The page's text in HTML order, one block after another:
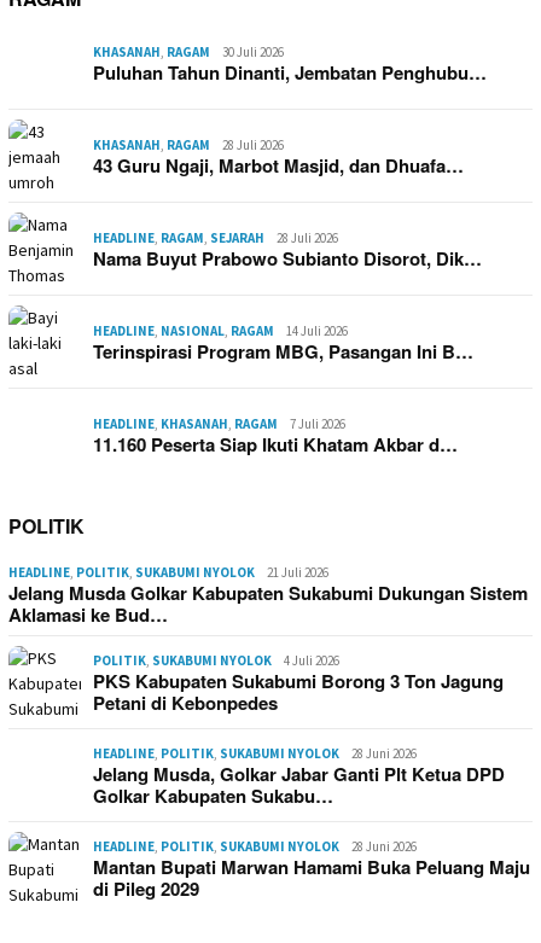
KHASANAH RAGAM 30 Juli 2026
Puluhan Tahun Dinanti, Jembatan Penghubu…
KHASANAH RAGAM 28 Juli 2026
43 Guru Ngaji, Marbot Masjid, dan Dhuafa…
HEADLINE RAGAM SEJARAH 28 Juli 2026
Nama Buyut Prabowo Subianto Disorot, Dik…
HEADLINE NASIONAL RAGAM 14 Juli 2026
Terinspirasi Program MBG, Pasangan Ini B…
HEADLINE KHASANAH RAGAM 7 Juli 2026
11.160 Peserta Siap Ikuti Khatam Akbar d…
POLITIK
HEADLINE POLITIK SUKABUMI NYOLOK 21 Juli 2026
Jelang Musda Golkar Kabupaten Sukabumi Dukungan Sistem
Aklamasi ke Bud…
POLITIK SUKABUMI NYOLOK 4 Juli 2026
PKS Kabupaten Sukabumi Borong 3 Ton Jagung
Petani di Kebonpedes
HEADLINE POLITIK SUKABUMI NYOLOK 28 Juni 2026
Jelang Musda, Golkar Jabar Ganti Plt Ketua DPD
Golkar Kabupaten Sukabu…
HEADLINE POLITIK SUKABUMI NYOLOK 28 Juni 2026
Mantan Bupati Marwan Hamami Buka Peluang Maju
di Pileg 2029